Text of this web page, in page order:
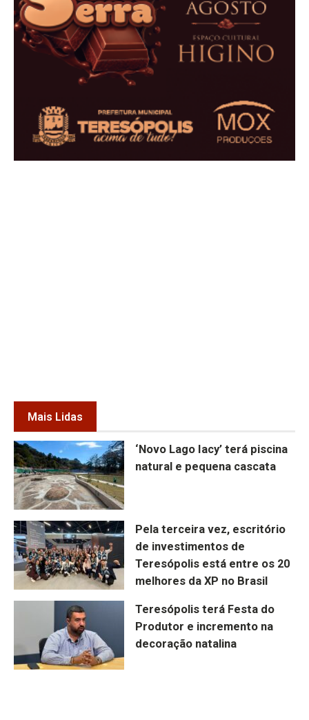
Mais Lidas
‘Novo Lago Iacy’ terá piscina
natural e pequena cascata
Pela terceira vez, escritório
de investimentos de
Teresópolis está entre os 20
melhores da XP no Brasil
Teresópolis terá Festa do
Produtor e incremento na
decoração natalina